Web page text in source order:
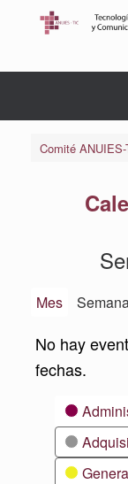
Comité
Mes
No hay
fechas.
Categorías